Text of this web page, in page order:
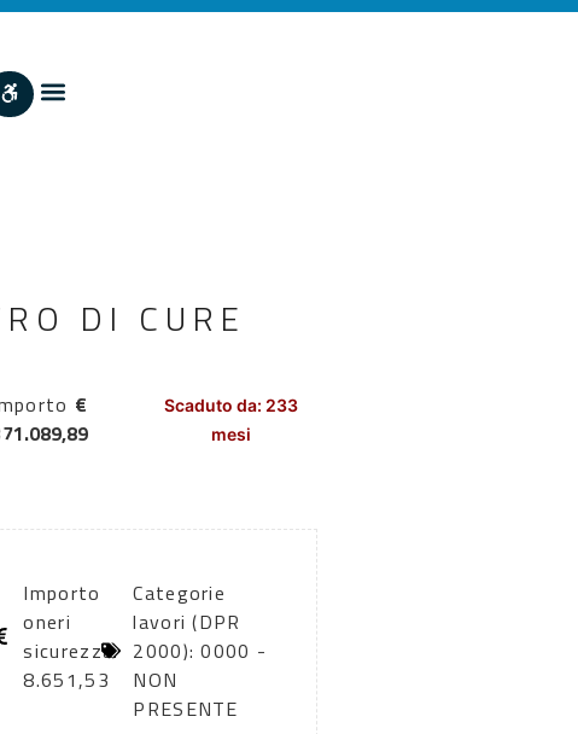
DI CURE
€
Scaduto da: 233
mesi
Importo
oneri
sicurezza:
8.651,53
Categorie
lavori (DPR
2000): 0000 -
NON
PRESENTE